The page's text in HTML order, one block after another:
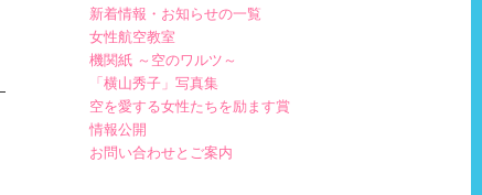
新着情報・お知らせの一覧
女性航空教室
機関紙 ～空のワルツ～
「横山秀子」写真集
空を愛する女性たちを励ます賞
情報公開
お問い合わせとご案内